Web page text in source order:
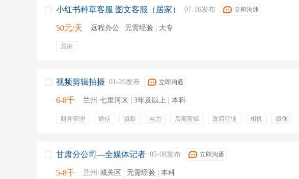
小红书种草客服 图文客服（居家） 07-16发布 立即沟通
50元/天 远程办公 | 无需经验 | 大专
居家
视频剪辑拍摄 01-26发布 立即沟通
6-8千 兰州·七里河区 | 3年及以上 | 本科
财务管理 通信 摄影 电力 后期剪辑 政府行业 相机
摄像
甘肃分公司—全媒体记者 05-08发布 立即沟通
5-8千 兰州·城关区 | 无需经验 | 本科